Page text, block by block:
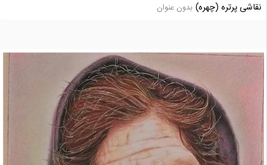
نقاشی پرتره (چهره) بدون عنوان